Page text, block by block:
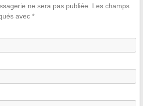
ne sera pas publiée.
Les champs
avec *